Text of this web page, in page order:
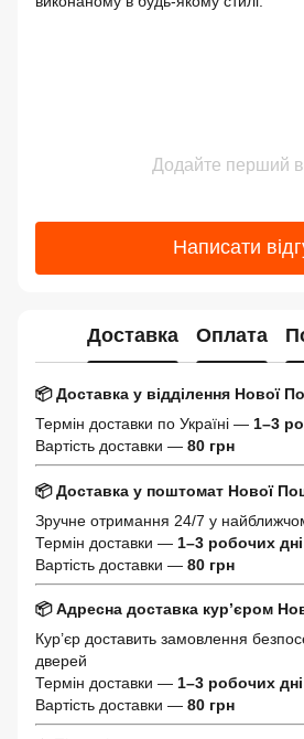
Додайте перший
Написати
Доставка Оплата
📦 Доставка у відділення Нової
Термін доставки по Україні — 1–3
Вартість доставки — 80 грн
📦 Доставка у поштомат Нової
Зручне отримання 24/7 у
Термін доставки — 1–3 робочих дні
Вартість доставки — 80 грн
📦 Адресна доставка кур’єром
Кур’єр доставить замовлення
дверей
Термін доставки — 1–3 робочих дні
Вартість доставки — 80 грн